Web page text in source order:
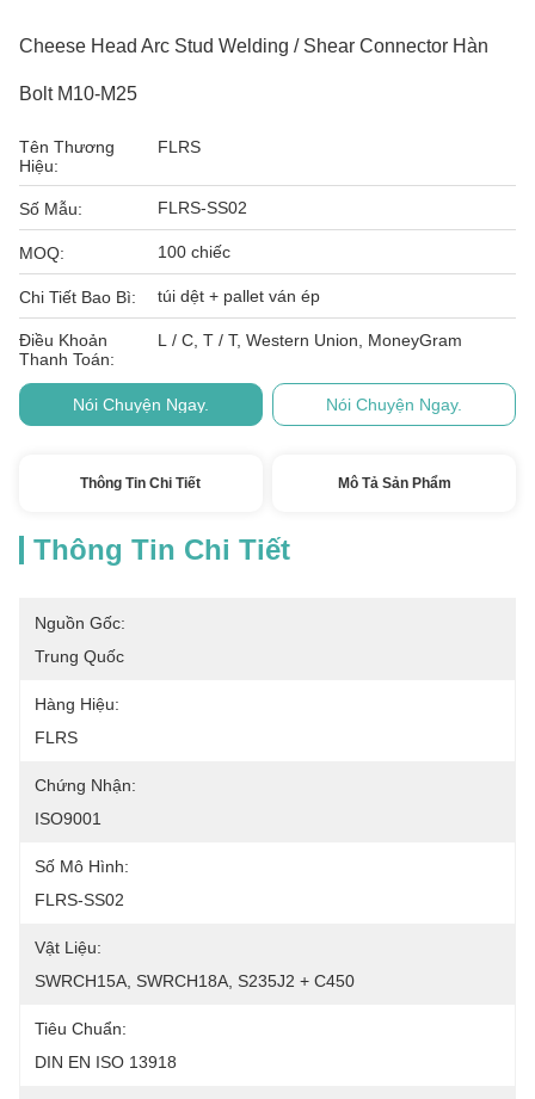
Cheese Head Arc Stud Welding / Shear Connector Hàn
Bolt M10-M25
Tên Thương
Hiệu:
FLRS
Số Mẫu: FLRS-SS02
MOQ: 100 chiếc
Chi Tiết Bao Bì: túi dệt + pallet ván ép
Điều Khoản
Thanh Toán:
L / C, T / T, Western Union, MoneyGram
Nói Chuyện Ngay. Nói Chuyện Ngay.
Thông Tin Chi Tiết Mô Tả Sản Phẩm
Thông Tin Chi Tiết
Nguồn Gốc:
Trung Quốc
Hàng Hiệu:
FLRS
Chứng Nhận:
ISO9001
Số Mô Hình:
FLRS-SS02
Vật Liệu:
SWRCH15A, SWRCH18A, S235J2 + C450
Tiêu Chuẩn:
DIN EN ISO 13918